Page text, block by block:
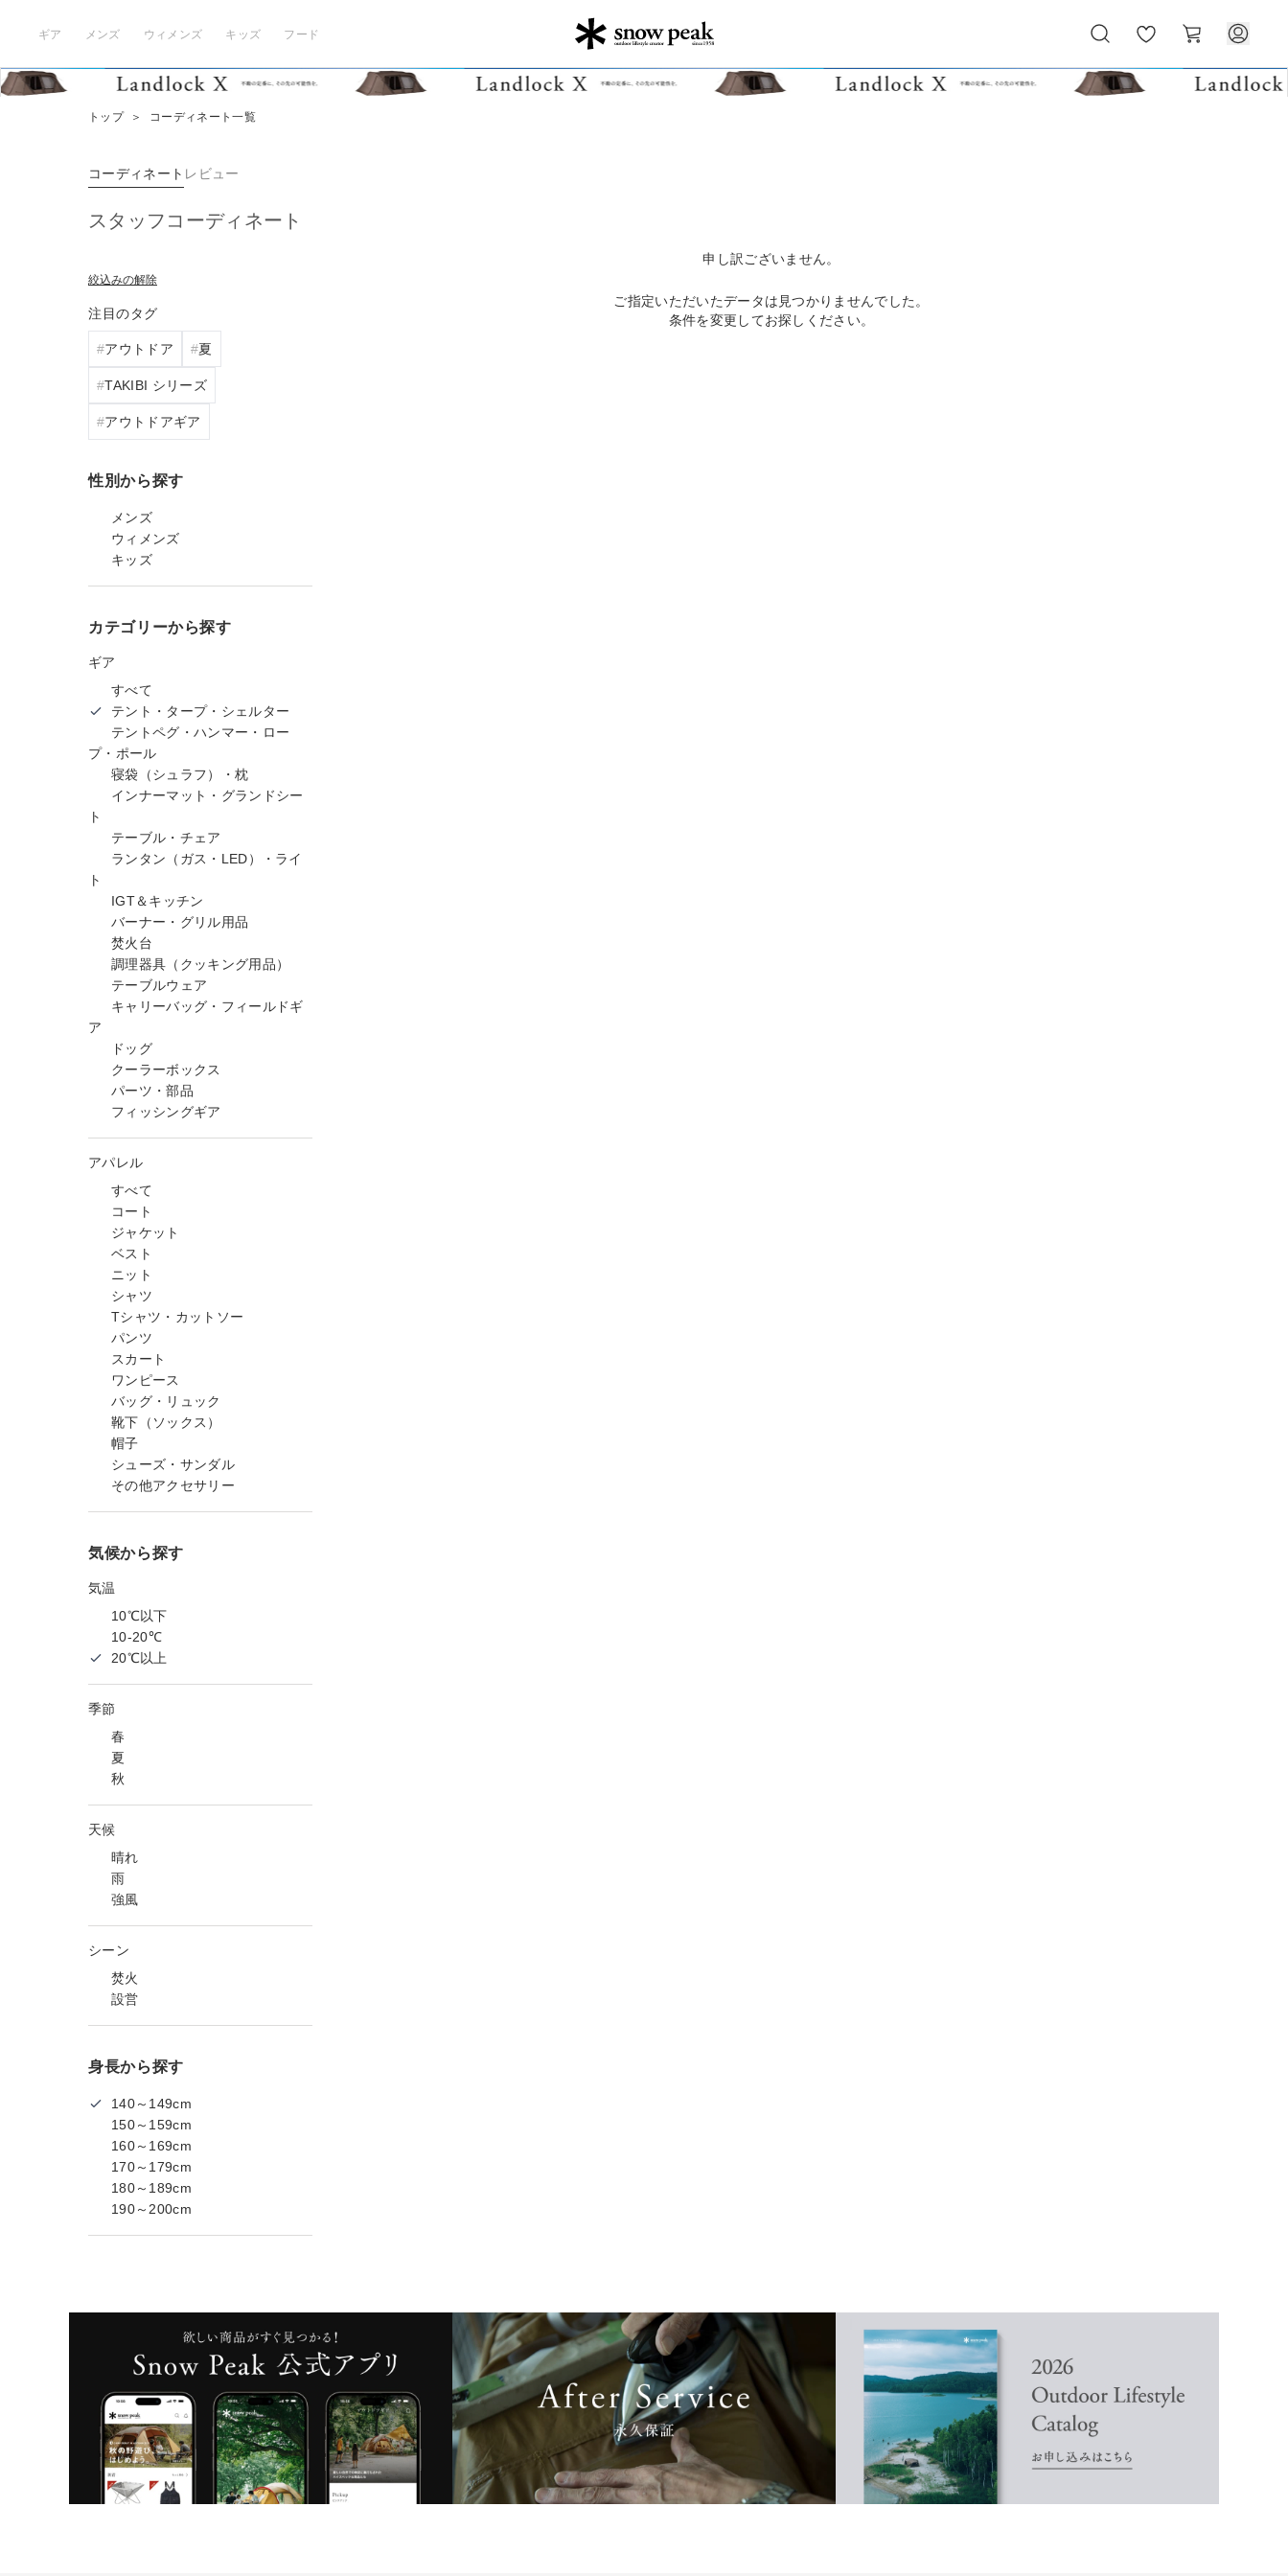
ギア メンズ ウィメンズ キッズ フード
気
に
ー
ト
トップ ＞ コーディネート一覧
コーディネート レビュー
スタッフコーディネート
絞込みの解除
注目のタグ
アウトドア 夏
TAKIBI シリーズ
アウトドアギア
性別から探す
メンズ
ウィメンズ
キッズ
カテゴリーから探す
ギア
すべて
テント・タープ・シェルター
テントペグ・ハンマー・ロー
プ・ポール
寝袋（シュラフ）・枕
インナーマット・グランドシー
ト
テーブル・チェア
ランタン（ガス・LED）・ライ
ト
IGT＆キッチン
バーナー・グリル用品
焚火台
調理器具（クッキング用品）
テーブルウェア
キャリーバッグ・フィールドギ
ア
ドッグ
クーラーボックス
パーツ・部品
フィッシングギア
アパレル
すべて
コート
ジャケット
ベスト
ニット
シャツ
Tシャツ・カットソー
パンツ
スカート
ワンピース
バッグ・リュック
靴下（ソックス）
帽子
シューズ・サンダル
その他アクセサリー
気候から探す
気温
10℃以下
10-20℃
20℃以上
季節
春
夏
秋
天候
晴れ
雨
強風
シーン
焚火
設営
身長から探す
140～149cm
150～159cm
160～169cm
170～179cm
180～189cm
190～200cm
申し訳ございません。
ご指定いただいたデータは見つかりませんでした。
条件を変更してお探しください。